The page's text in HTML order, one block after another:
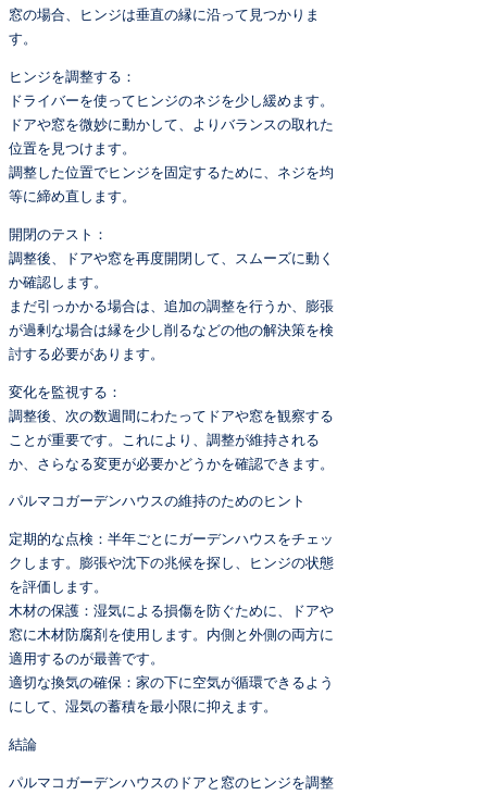
窓の場合、ヒンジは垂直の縁に沿って見つかりま
す。
ヒンジを調整する：
ドライバーを使ってヒンジのネジを少し緩めます。
ドアや窓を微妙に動かして、よりバランスの取れた
位置を見つけます。
調整した位置でヒンジを固定するために、ネジを均
等に締め直します。
開閉のテスト：
調整後、ドアや窓を再度開閉して、スムーズに動く
か確認します。
まだ引っかかる場合は、追加の調整を行うか、膨張
が過剰な場合は縁を少し削るなどの他の解決策を検
討する必要があります。
変化を監視する：
調整後、次の数週間にわたってドアや窓を観察する
ことが重要です。これにより、調整が維持される
か、さらなる変更が必要かどうかを確認できます。
パルマコガーデンハウスの維持のためのヒント
定期的な点検：半年ごとにガーデンハウスをチェッ
クします。膨張や沈下の兆候を探し、ヒンジの状態
を評価します。
木材の保護：湿気による損傷を防ぐために、ドアや
窓に木材防腐剤を使用します。内側と外側の両方に
適用するのが最善です。
適切な換気の確保：家の下に空気が循環できるよう
にして、湿気の蓄積を最小限に抑えます。
結論
パルマコガーデンハウスのドアと窓のヒンジを調整